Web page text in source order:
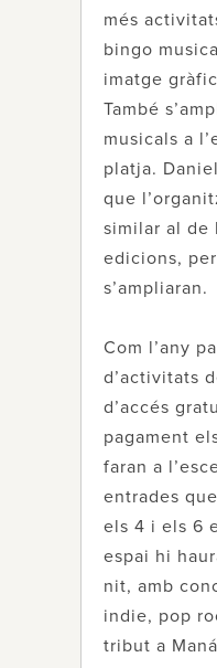
més
bingo
imatge
També
musicals a
platja.
que
similar al de
edicions,
s’ampliaran.
Com l’any
d’activitats
d’accés
pagament
faran a
entrades
els 4 i els 6
espai hi
nit, amb
indie, pop
tribut a